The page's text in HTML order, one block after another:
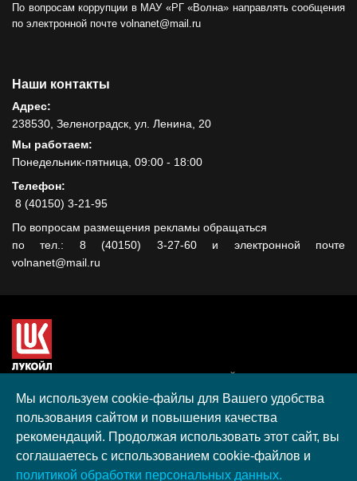
По вопросам коррупции в МАУ «РГ «Волна» направлять сообщения
по электронной почте volnanet@mail.ru
Наши контакты
Адрес:
238530, Зеленоградск, ул. Ленина, 20
Мы работаем:
Понедельник-пятница, 09:00 - 18:00
Телефон:
8 (40150) 3-21-95
По вопросам размещения рекламы обращаться
по тел.: 8 (40150) 3-27-60 и электронной почте
volnanet@mail.ru
гранта, полученного в рамках XIII Конкурса социальных и
культурных проектов ПАО "ЛУКОЙЛ" на территории
Калининградской области в 2020 году
Согласие на обработку персональных данных
Разработка, поддержка и продвижение S-Media group
© 2026 МАУ «Редакция общественно-политической газеты
Мы используем cookie-файлы для Вашего удобства
пользования сайтом и повышения качества
рекомендаций. Продолжая использовать этот сайт, вы
соглашаетесь с использованием cookie-файлов и
политикой обработки персональных данных.